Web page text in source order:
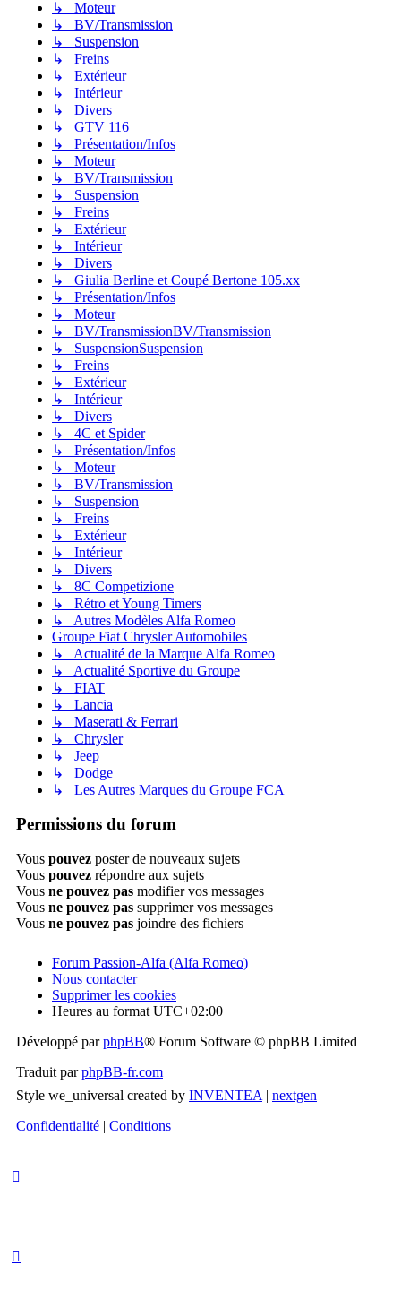
↳ Moteur
↳ BV/Transmission
↳ Suspension
↳ Freins
↳ Extérieur
↳ Intérieur
↳ Divers
↳ GTV 116
↳ Présentation/Infos
↳ Moteur
↳ BV/Transmission
↳ Suspension
↳ Freins
↳ Extérieur
↳ Intérieur
↳ Divers
↳ Giulia Berline et Coupé Bertone 105.xx
↳ Présentation/Infos
↳ Moteur
↳ BV/TransmissionBV/Transmission
↳ SuspensionSuspension
↳ Freins
↳ Extérieur
↳ Intérieur
↳ Divers
↳ 4C et Spider
↳ Présentation/Infos
↳ Moteur
↳ BV/Transmission
↳ Suspension
↳ Freins
↳ Extérieur
↳ Intérieur
↳ Divers
↳ 8C Competizione
↳ Rétro et Young Timers
↳ Autres Modèles Alfa Romeo
Groupe Fiat Chrysler Automobiles
↳ Actualité de la Marque Alfa Romeo
↳ Actualité Sportive du Groupe
↳ FIAT
↳ Lancia
↳ Maserati & Ferrari
↳ Chrysler
↳ Jeep
↳ Dodge
↳ Les Autres Marques du Groupe FCA
Permissions du forum
Vous pouvez poster de nouveaux sujets
Vous pouvez répondre aux sujets
Vous ne pouvez pas modifier vos messages
Vous ne pouvez pas supprimer vos messages
Vous ne pouvez pas joindre des fichiers
Forum Passion-Alfa (Alfa Romeo)
Nous contacter
Supprimer les cookies
Heures au format UTC+02:00
Développé parphpBB® Forum Software © phpBB Limited
Traduit parphpBB-fr.com
Style we_universal created by INVENTEA | nextgen
Confidentialité | Conditions